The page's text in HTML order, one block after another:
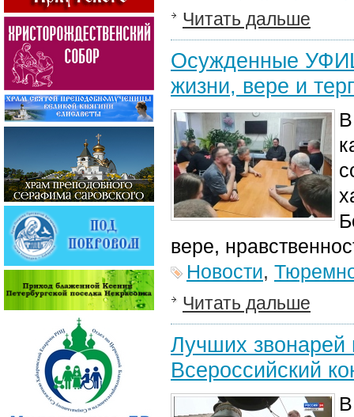
Читать дальше
Осужденные
жизни, вере и
вере,
Новости,
Читать дальше
Лучших звонарей
Всероссийский